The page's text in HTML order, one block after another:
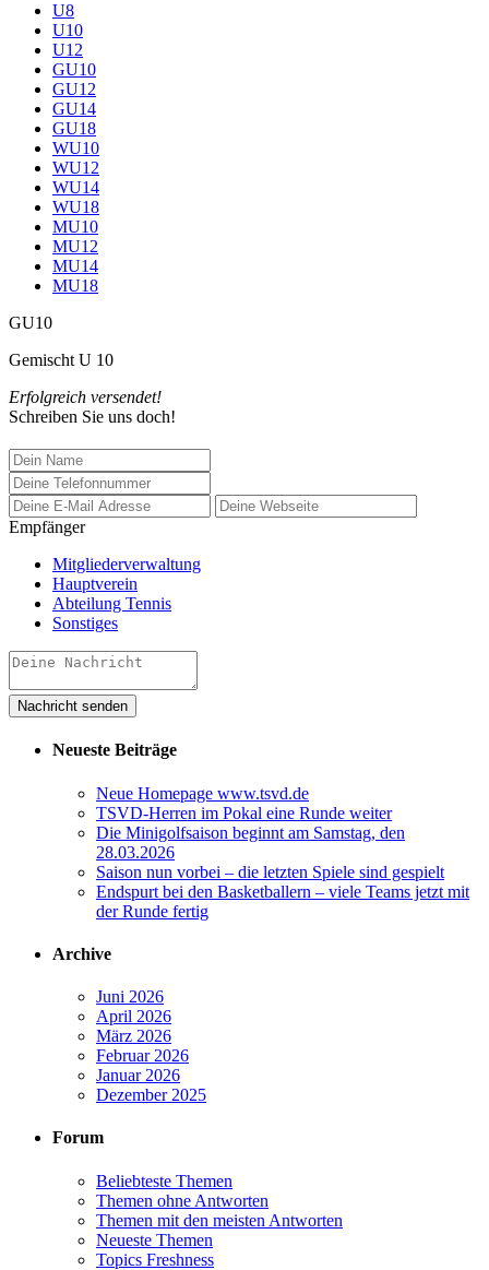
U8
U10
U12
GU10
GU12
GU14
GU18
WU10
WU12
WU14
WU18
MU10
MU12
MU14
MU18
GU10
Gemischt U 10
Erfolgreich versendet!
Schreiben Sie uns doch!
Empfänger
Mitgliederverwaltung
Hauptverein
Abteilung Tennis
Sonstiges
Neueste Beiträge
Neue Homepage www.tsvd.de
TSVD-Herren im Pokal eine Runde weiter
Die Minigolfsaison beginnt am Samstag, den
28.03.2026
Saison nun vorbei – die letzten Spiele sind gespielt
Endspurt bei den Basketballern – viele Teams jetzt mit
der Runde fertig
Archive
Juni 2026
April 2026
März 2026
Februar 2026
Januar 2026
Dezember 2025
Forum
Beliebteste Themen
Themen ohne Antworten
Themen mit den meisten Antworten
Neueste Themen
Topics Freshness